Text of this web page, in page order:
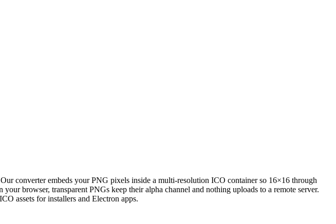
converter embeds your PNG pixels inside a multi-resolution ICO container so 16×16 through
browser, transparent PNGs keep their alpha channel and nothing uploads to a remote server.
assets for installers and Electron apps.